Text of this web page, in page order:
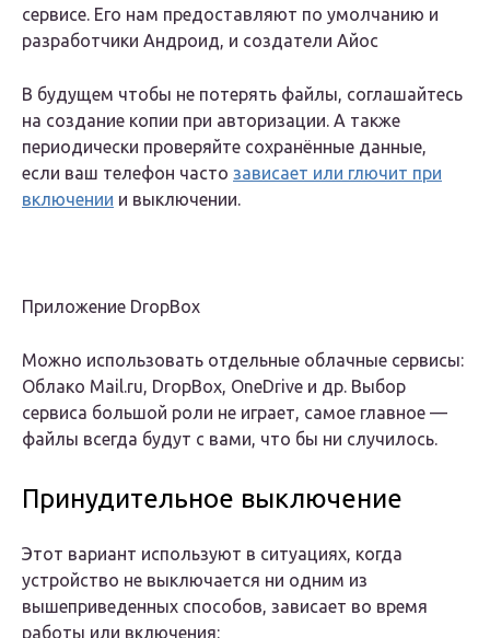
сервисе. Его нам предоставляют по умолчанию и
разработчики Андроид, и создатели Айос
В будущем чтобы не потерять файлы, соглашайтесь
на создание копии при авторизации. А также
периодически проверяйте сохранённые данные,
если ваш телефон часто зависает или глючит при
включении и выключении.
Приложение DropBox
Можно использовать отдельные облачные сервисы:
Облако Mail.ru, DropBox, OneDrive и др. Выбор
сервиса большой роли не играет, самое главное —
файлы всегда будут с вами, что бы ни случилось.
Принудительное выключение
Этот вариант используют в ситуациях, когда
устройство не выключается ни одним из
вышеприведенных способов, зависает во время
работы или включения: